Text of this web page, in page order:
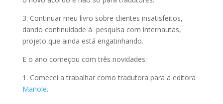
3. Continuar meu livro sobre clientes insatisfeitos,
dando continuidade à pesquisa com internautas,
projeto que ainda está engatinhando.
E o ano começou com três novidades:
1. Comecei a trabalhar como tradutora para a editora
Manole.